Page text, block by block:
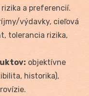
a preferencií.
výdavky, cieľová
tolerancia rizika,
objektívne
historika),